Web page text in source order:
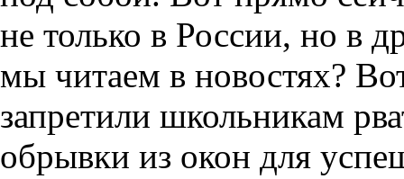
не только в России, но в
мы читаем в новостях?
запретили школьникам
обрывки из окон для